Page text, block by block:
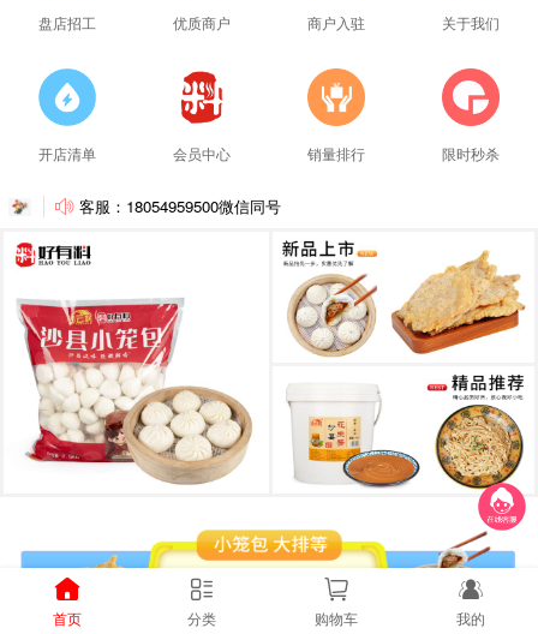
盘店招工 优质商户 商户入驻 关于我们
开店清单 会员中心 销量排行 限时秒杀
客服：18054959500微信同号
首页 分类 购物车 我的